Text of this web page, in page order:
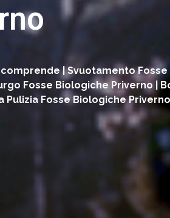
| Svuotamento
Fosse Biologiche Priverno |
Fosse Biologiche